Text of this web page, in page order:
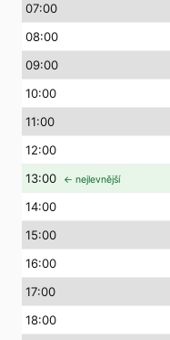
07:00
08:00
09:00
10:00
11:00
12:00
13:00 ← nejlevnější
14:00
15:00
16:00
17:00
18:00